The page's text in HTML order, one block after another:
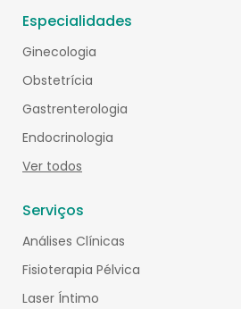
Especialidades
Ginecologia
Obstetrícia
Gastrenterologia
Endocrinologia
Ver todos
Serviços
Análises Clínicas
Fisioterapia Pélvica
Laser Íntimo